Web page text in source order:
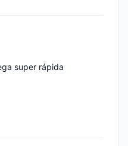
super rápida